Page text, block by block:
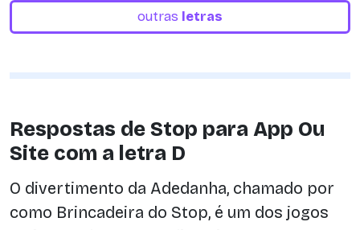
outras letras
Respostas de Stop para App Ou
Site com a letra D
O divertimento da Adedanha, chamado por
como Brincadeira do Stop, é um dos jogos